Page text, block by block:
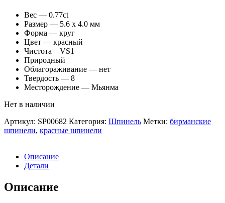
Вес — 0.77ct
Размер — 5.6 x 4.0 мм
Форма — круг
Цвет — красный
Чистота – VS1
Природный
Облагораживание — нет
Твердость — 8
Месторождение — Мьянма
Нет в наличии
Артикул: SP00682 Категория: Шпинель Метки: бирманские
шпинели, красные шпинели
Описание
Детали
Описание